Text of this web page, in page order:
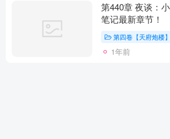
第440章 夜谈：小道士求功 北派盗墓
笔记最新章节！
第四卷【天府炮楼】
1年前